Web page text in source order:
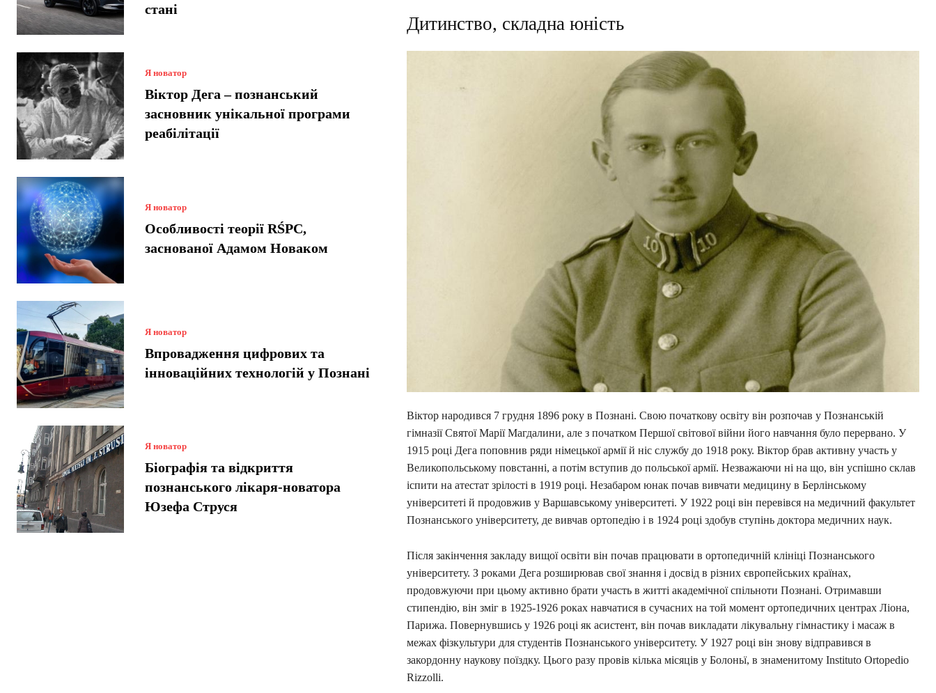
стані
Я новатор
Віктор Дега – познанський
засновник унікальної програми
реабілітації
Я новатор
Особливості теорії RŚPC,
заснованої Адамом Новаком
Я новатор
Впровадження цифрових та
інноваційних технологій у Познані
Я новатор
Біографія та відкриття
познанського лікаря-новатора
Юзефа Струся
Дитинство, складна юність
Віктор народився 7 грудня 1896 року в Познані. Свою початкову освіту він розпочав у Познанській
гімназії Святої Марії Магдалини, але з початком Першої світової війни його навчання було перервано. У
1915 році Дега поповнив ряди німецької армії й ніс службу до 1918 року. Віктор брав активну участь у
Великопольському повстанні, а потім вступив до польської армії. Незважаючи ні на що, він успішно склав
іспити на атестат зрілості в 1919 році. Незабаром юнак почав вивчати медицину в Берлінському
університеті й продовжив у Варшавському університеті. У 1922 році він перевівся на медичний факультет
Познанського університету, де вивчав ортопедію і в 1924 році здобув ступінь доктора медичних наук.
Після закінчення закладу вищої освіти він почав працювати в ортопедичній клініці Познанського
університету. З роками Дега розширював свої знання і досвід в різних європейських країнах,
продовжуючи при цьому активно брати участь в житті академічної спільноти Познані. Отримавши
стипендію, він зміг в 1925-1926 роках навчатися в сучасних на той момент ортопедичних центрах Ліона,
Парижа. Повернувшись у 1926 році як асистент, він почав викладати лікувальну гімнастику і масаж в
межах фізкультури для студентів Познанського університету. У 1927 році він знову відправився в
закордонну наукову поїздку. Цього разу провів кілька місяців у Болоньї, в знаменитому Instituto Ortopedio
Rizzolli.